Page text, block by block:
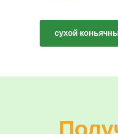
сухой